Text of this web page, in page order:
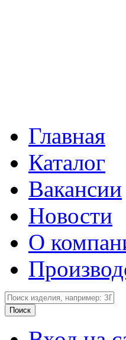
Главная
Каталог
Вакансии
Новости
О